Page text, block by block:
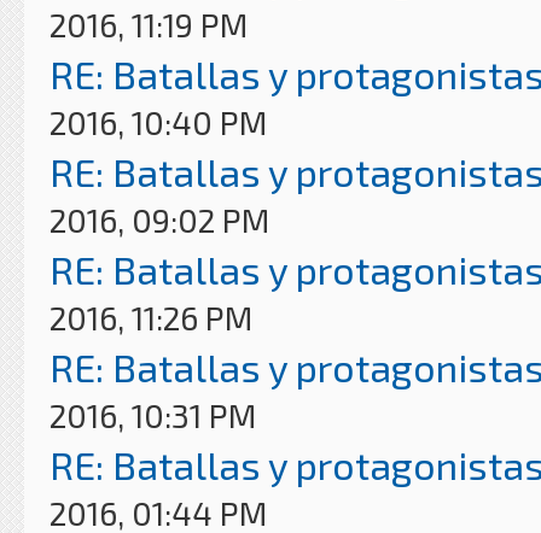
2016, 11:19 PM
RE: Batallas y
2016, 10:40 PM
RE: Batallas y
2016, 09:02 PM
RE: Batallas y
2016, 11:26 PM
RE: Batallas y
2016, 10:31 PM
RE: Batallas y
2016, 01:44 PM